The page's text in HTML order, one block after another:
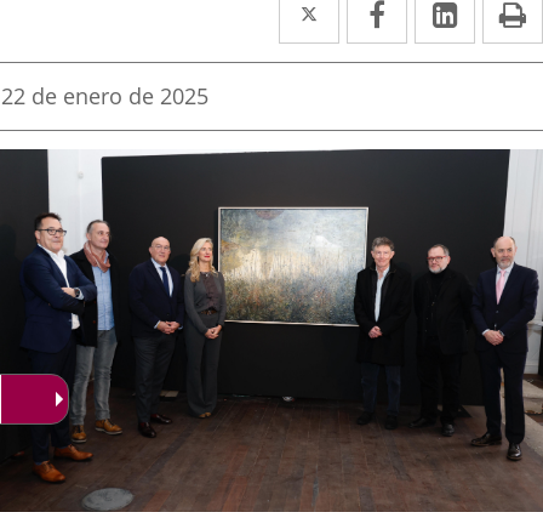
a
aplicación
a
aplicación
a
Fecha
la
noticia
22 de enero de 2025